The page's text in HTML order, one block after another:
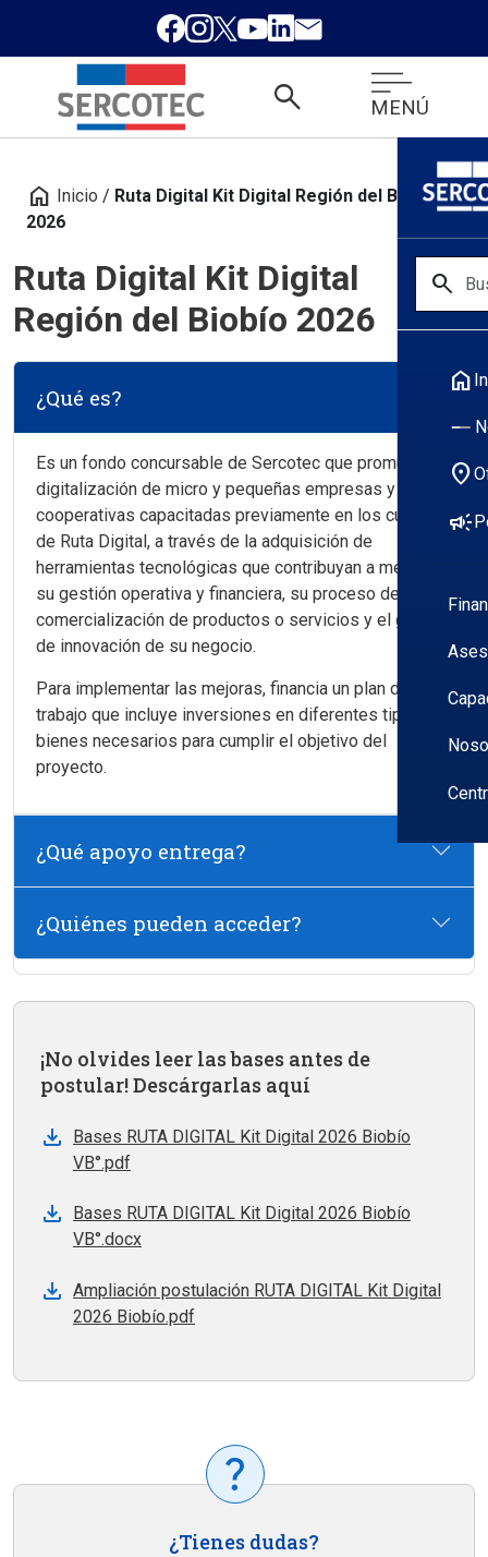
search MENÚ
search
home
location_on
campaign
home Inicio / Ruta Digital Kit Digital Región del Biobío
2026
Ruta Digital Kit Digital
Región del Biobío 2026
¿Qué es?
Es un fondo concursable de Sercotec que promueve la
digitalización de micro y pequeñas empresas y
cooperativas capacitadas previamente en los cursos
de Ruta Digital, a través de la adquisición de
herramientas tecnológicas que contribuyan a mejorar
su gestión operativa y financiera, su proceso de
comercialización de productos o servicios y el grado
de innovación de su negocio.
Para implementar las mejoras, financia un plan de
trabajo que incluye inversiones en diferentes tipos de
bienes necesarios para cumplir el objetivo del
proyecto.
¿Qué apoyo entrega?
¿Quiénes pueden acceder?
¡No olvides leer las bases antes de
postular! Descárgarlas aquí
Bases RUTA DIGITAL Kit Digital 2026 Biobío
VB°.pdf
Bases RUTA DIGITAL Kit Digital 2026 Biobío
VB°.docx
Ampliación postulación RUTA DIGITAL Kit Digital
2026 Biobío.pdf
¿Tienes dudas?